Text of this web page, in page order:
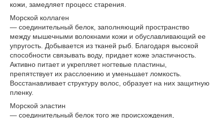
кожи, замедляет процесс старения.
Морской коллаген
— соединительный белок, заполняющий пространство
между мышечными волокнами кожи и обуславливающий ее
упругость. Добывается из тканей рыб. Благодаря высокой
способности связывать воду, придает коже эластичность.
Активно питает и укрепляет ногтевые пластины,
препятствует их расслоению и уменьшает ломкость.
Восстанавливает структуру волос, образует на них защитную
пленку.
Морской эластин
— соединительный белок того же происхождения,